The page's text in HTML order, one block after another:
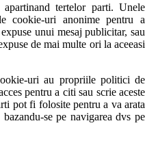
tertelor parti. Unele
cookie-uri anonime pentru a
unui mesaj publicitar, sau
de mai multe ori la aceeasi
uri au propriile politici de
pentru a citi sau scrie aceste
pot fi folosite pentru a va arata
se pe navigarea dvs pe